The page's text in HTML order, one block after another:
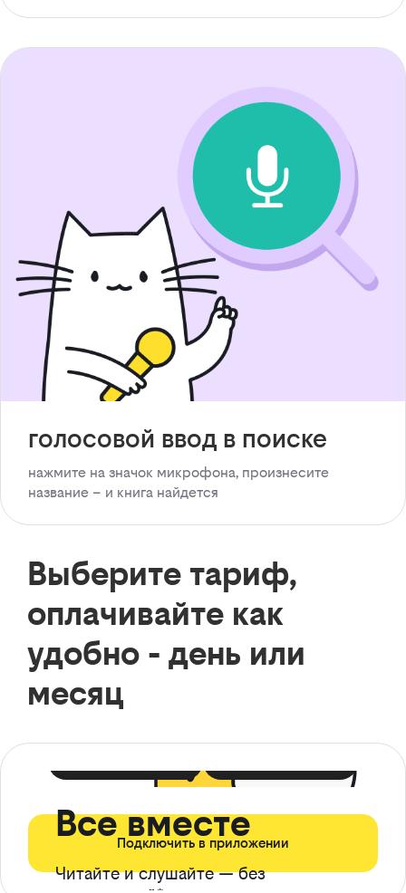
голосовой ввод в поиске
нажмите на значок микрофона, произнесите
название – и книга найдется
Выберите тариф,
оплачивайте как
удобно - день или
месяц
Все вместе
Читайте и слушайте — без
Подключить в приложении